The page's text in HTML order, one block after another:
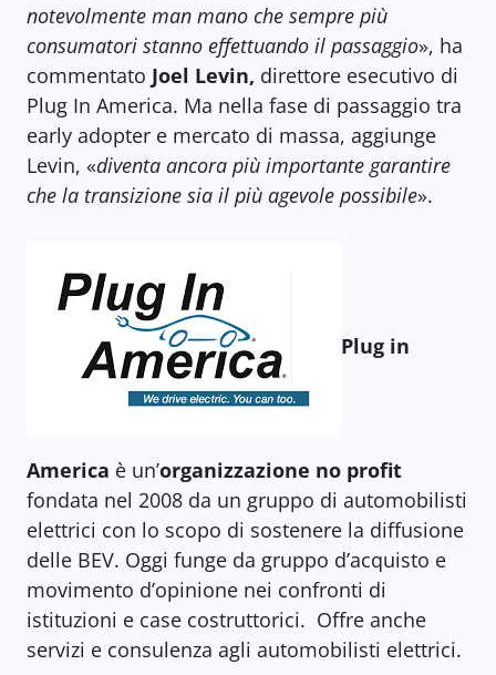
notevolmente man mano che sempre più
consumatori stanno effettuando il passaggio», ha
commentato Joel Levin, direttore esecutivo di
Plug In America. Ma nella fase di passaggio tra
early adopter e mercato di massa, aggiunge
Levin, «diventa ancora più importante garantire
che la transizione sia il più agevole possibile».
Plug in
America è un’organizzazione no profit
fondata nel 2008 da un gruppo di automobilisti
elettrici con lo scopo di sostenere la diffusione
delle BEV. Oggi funge da gruppo d’acquisto e
movimento d’opinione nei confronti di
istituzioni e case costruttorici. Offre anche
servizi e consulenza agli automobilisti elettrici.